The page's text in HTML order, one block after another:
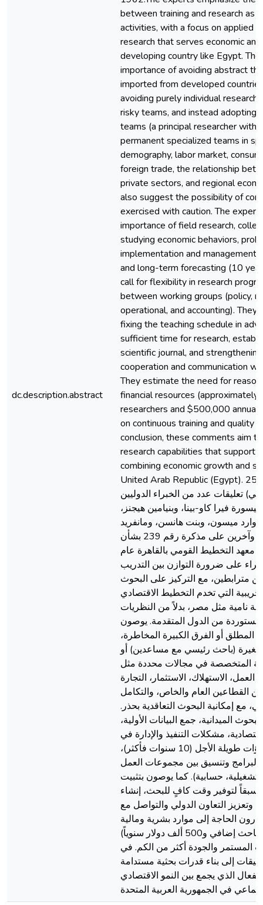
dc.description.abstract
between training and research as
activities, with a focus on applied
research that serves economic
developing country like Egypt.
importance of avoiding abstract
imported from developed
avoiding purely individual research
risky teams, and instead adopting
teams (a principal researcher with
permanent specialized teams in
demography, labor market,
foreign trade, the relationship
private sectors, and regional
also suggest the possibility of
exercised with caution. The
importance of field research,
studying economic behaviors,
implementation and management
and long-term forecasting (10
call for flexibility in research
between working groups (policy,
operational, and accounting). They
fixing the teaching schedule in
sufficient time for research,
scientific journal, and
cooperation and communication
They estimate the need for
financial resources
researchers and $500,000
on continuous training and quality
conclusion, these comments aim
research capabilities that support
combining economic growth and
United Arab Republic (Egypt). تجمع مذكره رقم 251
تعليقات عدد من الخبراء الدوليين
فيرا كاو-بينا، وبنيامين هيجنز،
ميسون، وبنت هانسن، ومانفريد
إنجيرت، وإتش. لينيمان وآخرين على مذكرة رقم 239 بشأن
معهد التخطيط القومي بالقاهرة عام
الخبراء على ضرورة التوازن بين التدريب
مترابطين، مع التركيز على البحوث
التي تخدم التخطيط الاقتصادي
نامية مثل مصر، بدلاً من النظريات
من الدول المتقدمة. يوصون
المطلق أو الفرق الكبيرة المخاطرة،
(باحث رئيسي مع مساعدين) أو
المتخصصة في مجالات محددة مثل
العمل، الاستهلاك، الاستثمار، التجارة
بين القطاعين العام والخاص، والتكامل
مع إمكانية البحوث التعاقدية بحذر.
الميدانية، جمع البيانات الأولية،
مشكلات التنفيذ والإدارة في
القطاع الوطني، والتنبؤات طويلة الأجل (10 سنوات فأكثر)،
وتنسيق بين مجموعات العمل
حسابية). كما يوصون بتثبيت
لتوفير وقت كافٍ للبحث، إنشاء
وتعزيز التعاون الدولي والتواصل مع
الحاجة إلى موارد بشرية ومالية
معقولة (حوالي 200 باحث إضافي و500 ألف دولار سنوياً)
المستمر والجودة أكثر من الكم. في
إلى بناء قدرات بحثية مستدامة
الذي يجمع بين النمو الاقتصادي